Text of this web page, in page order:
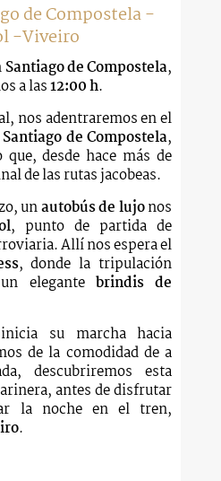
de Compostela -
-Viveiro
Santiago de Compostela,
a las12:00 h.
nos adentraremos en el
de Compostela,
desde hace más de
de las rutas jacobeas.
unautobús de lujonos
, punto de partida de
Allí nos espera el
, donde la tripulación
elegante brindis de
su marcha hacia
de la comodidad de a
descubriremos esta
antes de disfrutar
la noche en el tren,
.